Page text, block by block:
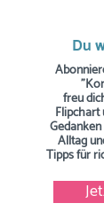
Du
freu
Alltag
Tippsfür